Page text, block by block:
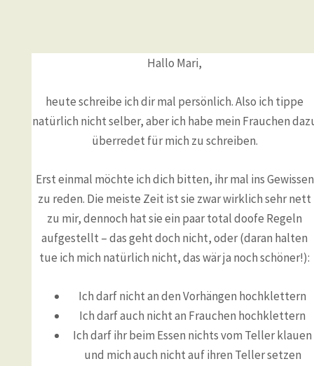
Hallo Mari,
heute schreibe ich dir mal persönlich. Also ich tippe
natürlich nicht selber, aber ich habe mein Frauchen
überredet für mich zu schreiben.
Erst einmal möchte ich dich bitten, ihr mal ins Gewissen
zu reden. Die meiste Zeit ist sie zwar wirklich sehr nett
zu mir, dennoch hat sie ein paar total doofe Regeln
aufgestellt – das geht doch nicht, oder (daran halten
tue ich mich natürlich nicht, das wär ja noch schöner!):
Ich darf nicht an den Vorhängen hochklettern
Ich darf auch nicht an Frauchen hochklettern
Ich darf ihr beim Essen nichts vom Teller klauen
und mich auch nicht auf ihren Teller setzen